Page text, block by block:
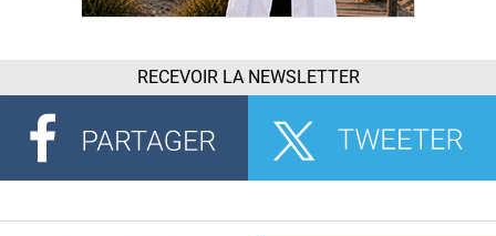
RECEVOIR LA NEWSLETTER